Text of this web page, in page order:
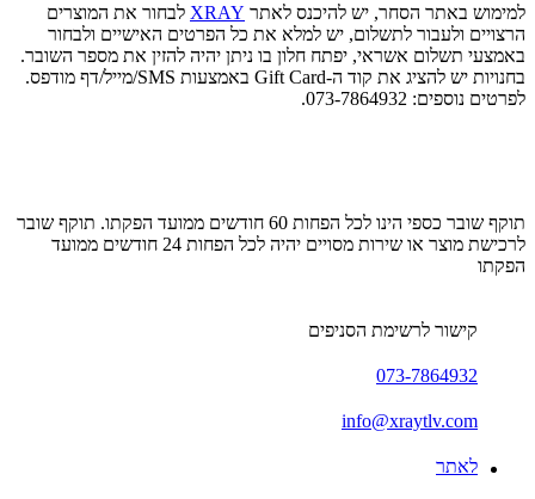
למימוש באתר הסחר, יש להיכנס לאתר XRAY לבחור את המוצרים
הרצויים ולעבור לתשלום, יש למלא את כל הפרטים האישיים ולבחור
באמצעי תשלום אשראי, יפתח חלון בו ניתן יהיה להזין את מספר השובר.
בחנויות יש להציג את קוד ה-Gift Card באמצעות SMS/מייל/דף מודפס.
לפרטים נוספים: 073-7864932.
תוקף שובר כספי הינו לכל הפחות 60 חודשים ממועד הפקתו. תוקף שובר
לרכישת מוצר או שירות מסויים יהיה לכל הפחות 24 חודשים ממועד
הפקתו
קישור לרשימת הסניפים
073-7864932
info@xraytlv.com
לאתר